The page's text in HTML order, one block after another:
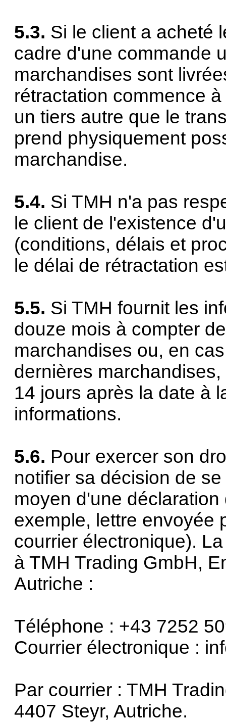
5.3. Si le client a acheté
cadre d'une commande
marchandises sont
rétractation commence
un tiers autre que le
prend physiquement
marchandise.
5.4. Si TMH n'a pas
le client de l'existence
(conditions, délais et
le délai de rétractation
5.5. Si TMH fournit les
douze mois à compter
marchandises ou, en
dernières
14 jours après la date à
informations.
5.6. Pour exercer son
notifier sa décision de
moyen d'une
exemple, lettre envoyée
courrier électronique).
à TMH Trading GmbH,
Autriche :
Téléphone : +43 7252
Courrier électronique :
Par courrier : TMH
4407 Steyr, Autriche.